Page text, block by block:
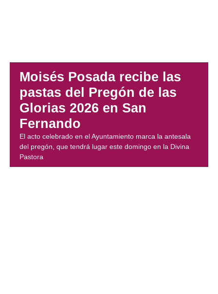
Moisés Posada recibe las
pastas del Pregón de las
Glorias 2026 en San
Fernando
El acto celebrado en el Ayuntamiento marca la antesala
del pregón, que tendrá lugar este domingo en la Divina
Pastora